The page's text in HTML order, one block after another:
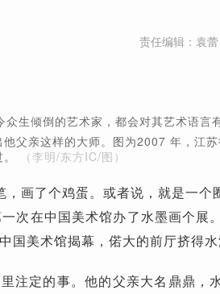
责任编辑：袁
众生倾倒的艺术家，都会对其艺术语言
父亲这样的大师。图为2007 年，江
（李明/东方IC/图）
，画了个鸡蛋。或者说，就是一
次在中国美术馆办了水墨画个展
国美术馆揭幕，偌大的前厅挤得
注定的事。他的父亲大名鼎鼎，